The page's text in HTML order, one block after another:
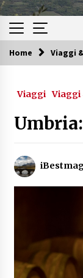
Speciali
Home Viaggi
Viaggi Viaggi